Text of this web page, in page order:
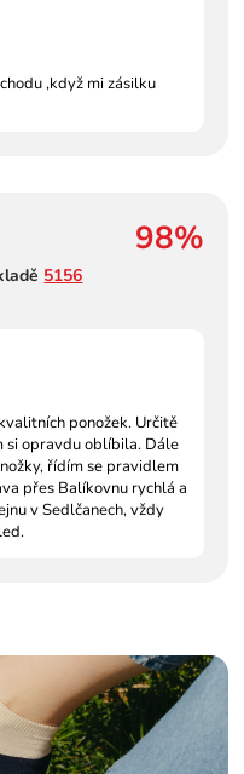
,když mi zásilku
98%
5156
ponožek. Určitě
si opravdu oblíbila. Dále
řídím se pravidlem
přes Balíkovnu rychlá a
v Sedlčanech, vždy